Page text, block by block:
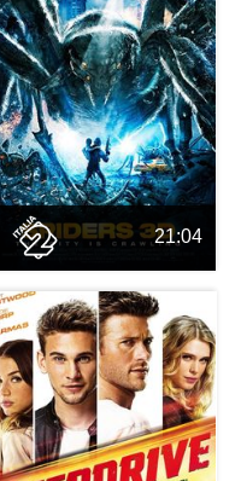
21:04